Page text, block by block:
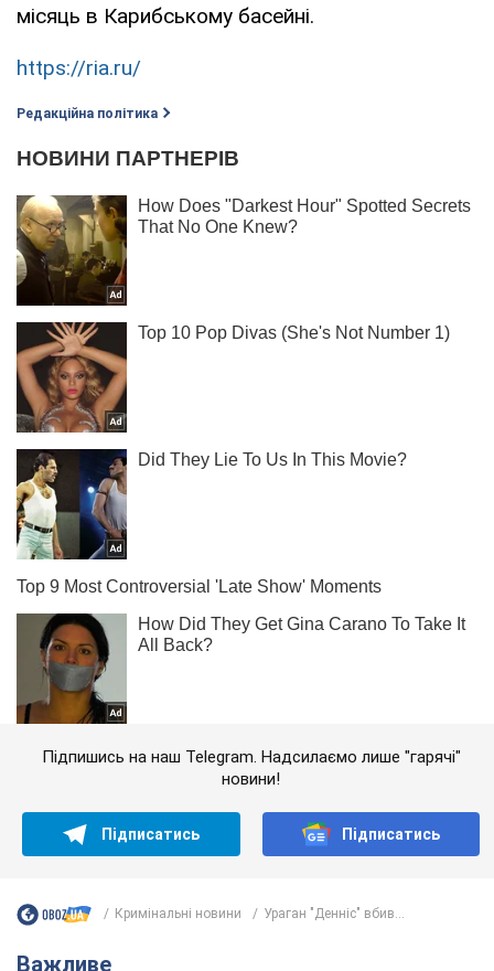
місяць в Карибському басейні.
https://ria.ru/
Редакційна політика
Підпишись на наш Telegram. Надсилаємо лише "гарячі"
новини!
Підписатись Підписатись
Кримінальні новини Ураган "Денніс" вбив...
Важливе